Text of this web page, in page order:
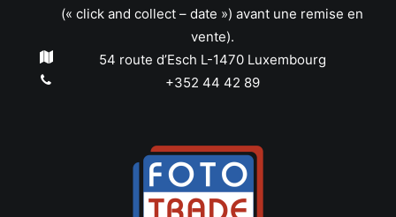
(« click and collect – date ») avant une remise en
vente).
54 route d’Esch L-1470 Luxembourg
+352 44 42 89